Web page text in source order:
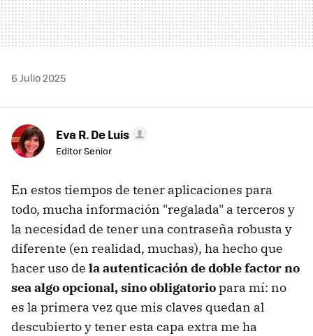
6 Julio 2025
Eva R. De Luis
Editor Senior
En estos tiempos de tener aplicaciones para
todo, mucha información "regalada" a terceros y
la necesidad de tener una contraseña robusta y
diferente (en realidad, muchas), ha hecho que
hacer uso de la autenticación de doble factor no
sea algo opcional, sino obligatoriopara mí: no
es la primera vez que mis claves quedan al
descubierto y tener esta capa extra me ha